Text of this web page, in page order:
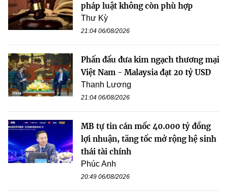
pháp luật không còn phù hợp
Thư Kỳ
21:04 06/08/2026
Phấn đấu đưa kim ngạch thương mại
Việt Nam - Malaysia đạt 20 tỷ USD
Thanh Lương
21:04 06/08/2026
MB tự tin cán mốc 40.000 tỷ đồng
lợi nhuận, tăng tốc mở rộng hệ sinh
thái tài chính
Phúc Anh
20:49 06/08/2026